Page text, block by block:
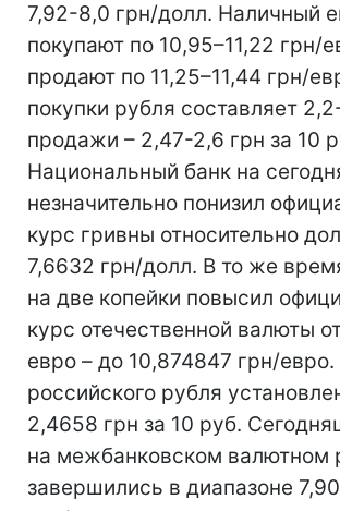
7,92-8,0 грн/долл. Наличный
покупают по 10,95–11,22 грн/
продают по 11,25–11,44 грн/
покупки рубля составляет
продажи – 2,47-2,6 грн за 10
Национальный банк на
незначительно понизил
курс гривны относительно
7,6632 грн/долл. В то же
на две копейки повысил
курс отечественной валюты
евро – до 10,874847 грн/евро.
российского рубля
2,4658 грн за 10 руб.
на межбанковском валютном
завершились в диапазоне